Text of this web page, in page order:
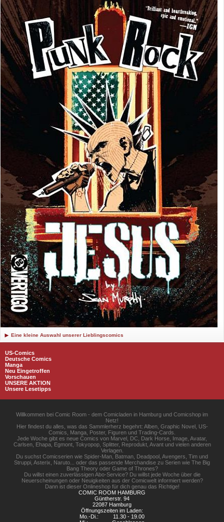
Eine kleine Auswahl unserer Lieblingscomics
US-Comics
Deutsche Comics
Manga
Neu Eingetroffen
Vorschauen
UNSERE AKTION
Unsere Lesetipps
Willkommen bei Comic Room - dem Comicladen in Hamburg und Comicshop im
Netz!
Hier findest du alles, was das Sammlerherz begehrt: Alben, Graphic Novel, US-
Comics, Manga, Poster, Figuren und Trading-Cards.
Jede Woche gibt es neue Comics von Marvel, DC, Dark Horse, Image, Avatar,
Carlsen, Ehapa, Egmont, Tokyopop, Splitter, Reprodukt, Avant und vielen anderen
Verlagen.
Du suchst Comicserien wie Spider-Man, Batman, Deadpool, Avengers, Tim und
Struppi, Asterix, Naruto... oder das passende Merchandise zu Serien wie The Big
Bang Theory oder Game of Thrones?
Du willst einen zuverlässigen Abo-Service? Du willst jede Woche über die
Neuerscheinungen oder Neuigkeiten aus der Comicwelt informiert werden?
Dann ist dieser Onlineshop für dich genau das Richtige!
COMIC ROOM HAMBURG
Güntherstr. 94
22087 Hamburg
Öffnungszeiten im Laden:
Mo.-Di.:
11.30 - 19.00